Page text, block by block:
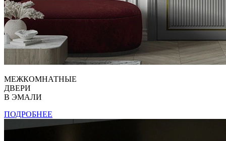
МЕЖКОМНАТНЫЕ
ДВЕРИ
В ЭМАЛИ
ПОДРОБНЕЕ